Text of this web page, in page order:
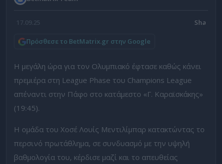
17.09.25
Πρόσθεσε το BetMatrix.gr στην Google
Η μεγάλη ώρα για τον Ολυμπιακό έφτασε καθώς κάνει
πρεμιέρα στη League Phase του Champions League
απέναντι στην Πάφο στο κατάμεστο «Γ. Καραϊσκάκης»
(19:45).
Η ομάδα του Χοσέ Λουίς Μεντιλίμπαρ κατακτώντας το
περσινό πρωτάθλημα, σε συνδυασμό με την υψηλή
βαθμολογία του, κέρδισε μαζί και το απευθείας